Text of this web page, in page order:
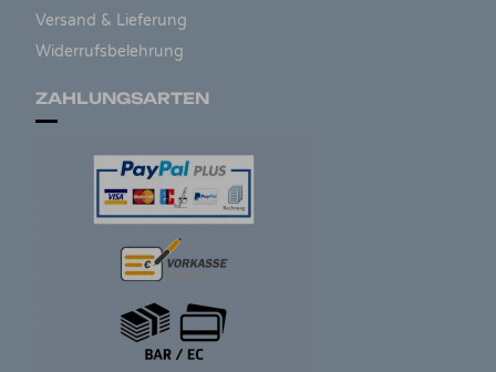
Versand & Lieferung
Widerrufsbelehrung
ZAHLUNGSARTEN